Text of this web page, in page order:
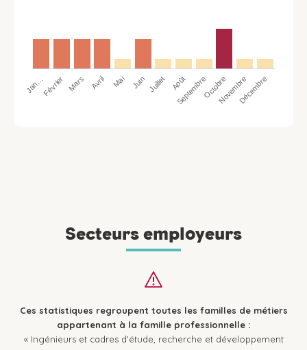
Jan…Février Mars Avril Mai Juin Juillet Août
SeptembreOctobreNovembreDécembre
Secteurs employeurs
Ces statistiques regroupent toutes les familles de métiers
appartenant à la famille professionnelle :
« Ingénieurs et cadres d'étude, recherche et développement